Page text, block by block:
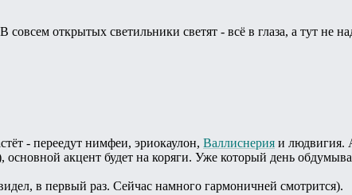
открытых светильники светят - всё в глаза, а тут не
- переедут нимфеи, эриокаулон, Валлиснерия и людвигия.
акцент будет на коряги. Уже который день
в первый раз. Сейчас намного гармоничней смотрится).